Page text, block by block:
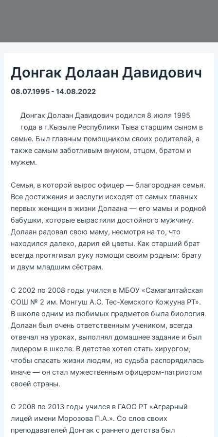
Донгак Долаан Давидович
08.07.1995 - 14.08.2022
Донгак Долаан Давидович родился 8 июля 1995
года в г.Кызыле Республики Тыва старшим сыном в
семье. Был главным помощником своих родителей, а
также самым заботливым внуком, отцом, братом и
мужем.
Семья, в которой вырос офицер — благородная семья.
Все достижения и заслуги исходят от самых главных
первых женщин в жизни Долаана — его мамы и родной
бабушки, которые вырастили достойного мужчину.
Долаан радовал свою маму, несмотря на то, что
находился далеко, дарил ей цветы. Как старший брат
всегда протягивал руку помощи своим родным: брату
и двум младшим сёстрам.
С 2002 по 2008 годы учился в МБОУ «Самагалтайская
СОШ № 2 им. Монгуш А.О. Тес-Хемского Кожууна РТ».
В школе одним из любимых предметов была биология.
Долаан был очень ответственным учеником, всегда
отвечал на уроках, выполнял домашнее задание и был
лидером в школе. В детстве хотел стать хирургом,
чтобы спасать жизни людям, но судьба распорядилась
иначе — он стал мужественным офицером-патриотом
своей страны.
С 2008 по 2013 годы учился в ГАОО РТ «Аграрный
лицей имени Морозова П.А.». Со слов своих
преподавателей Донгак с раннего детства был